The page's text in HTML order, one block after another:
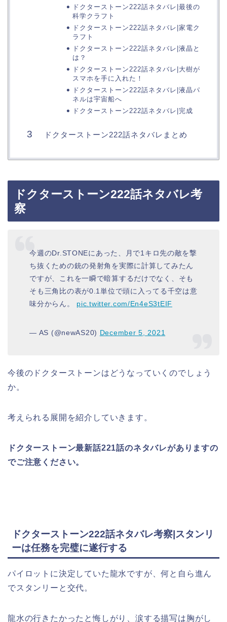
ドクターストーン222話ネタバレ|最後の
科学クラフト
ドクターストーン222話ネタバレ|家電ク
ラフト
ドクターストーン222話ネタバレ|液晶と
は？
ドクターストーン222話ネタバレ|大樹が
スマホを手に入れた！
ドクターストーン222話ネタバレ|液晶パ
ネルは宇宙船へ
ドクターストーン222話ネタバレ|完成
ドクターストーン222話ネタバレまとめ
ドクターストーン222話ネタバレ考
察
今週のDr.STONEにあった、月で1キロ先の敵を撃
ち抜くための銃の発射角を実際に計算してみたん
ですが、これを一瞬で暗算するだけでなく、そも
そも三角比の表が0.1単位で頭に入ってる千空は意
味分からん。 pic.twitter.com/En4eS3tEIF
— AS (@newAS20) December 5, 2021
今後のドクターストーンはどうなっていくのでしょう
か。
考えられる展開を紹介していきます。
ドクターストーン最新話221話のネタバレがありますの
でご注意ください。
ドクターストーン222話ネタバレ考察|スタンリ
ーは任務を完璧に遂行する
パイロットに決定していた龍水ですが、何と自ら進ん
でスタンリーと交代。
龍水の行きたかったと悔しがり、涙する描写は胸がし